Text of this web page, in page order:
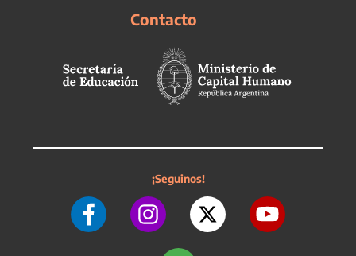
Contacto
¡Seguinos!